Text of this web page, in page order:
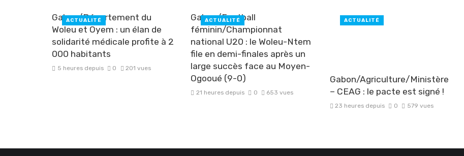
Gabon/Département du
Woleu et Oyem : un élan de
solidarité médicale profite à 2
000 habitants
5 heures depuis 0 201 vues
ACTUALITÉ
Gabon/Football
féminin/Championnat
national U20 : le Woleu-Ntem
file en demi-finales après un
large succès face au Moyen-
Ogooué (9-0)
21 heures depuis 0 653 vues
ACTUALITÉ
Gabon/Agriculture/Ministère
– CEAG : le pacte est signé !
23 heures depuis 0 579 vues
ACTUALITÉ